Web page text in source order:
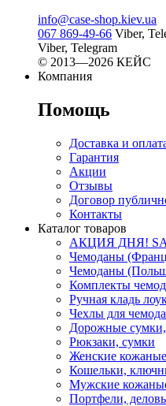
info@case-shop.kiev.ua
067 869-49-66 Viber,
Viber, Telegram
© 2013—2026 КЕЙС
Компания
Помощь
Доставка и
Гарантия
Акции
Отзывы
Договор
Контакты
Каталог товаров
АКЦИЯ ДНЯ!
Чемоданы
Чемоданы
Комплекты
Ручная кладь
Чехлы для
Дорожные сумки,
Рюкзаки, сумки
Женские
Кошельки,
Мужские
Портфели,